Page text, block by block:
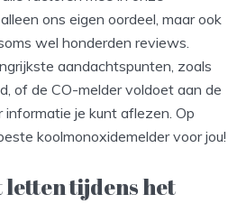
ons eigen oordeel, maar ook
wel honderden reviews.
aandachtspunten, zoals
of de CO-melder voldoet aan de
je kunt aflezen. Op
koolmonoxidemelder voor jou!
letten tijdens het